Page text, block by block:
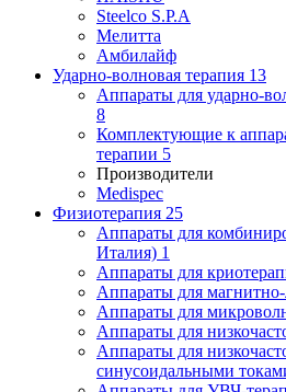
Steelco S.P.A
Мелитта
Амбилайф
Ударно-волновая терапия 13
Аппараты для ударно-
8
Комплектующие к
терапии 5
Производители
Medispec
Физиотерапия 25
Аппараты для
Италия) 1
Аппараты для
Аппараты для
Аппараты для
Аппараты для
Аппараты для
синусоидальными